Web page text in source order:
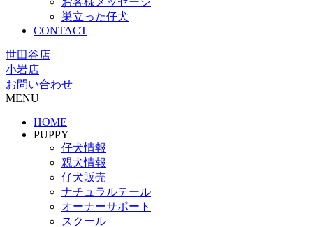
巣立った仔犬
CONTACT
世田谷店
小岩店
お問い合わせ
MENU
HOME
PUPPY
仔犬情報
親犬情報
仔犬販売
ナチュラルテール
オーナーサポート
スクール